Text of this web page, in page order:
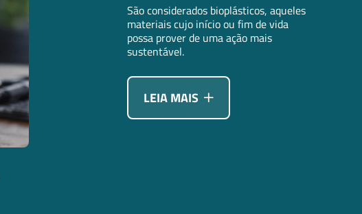
São considerados bioplásticos, aqueles
materiais cujo início ou fim de vida
possa prover de uma ação mais
sustentável.
LEIA MAIS